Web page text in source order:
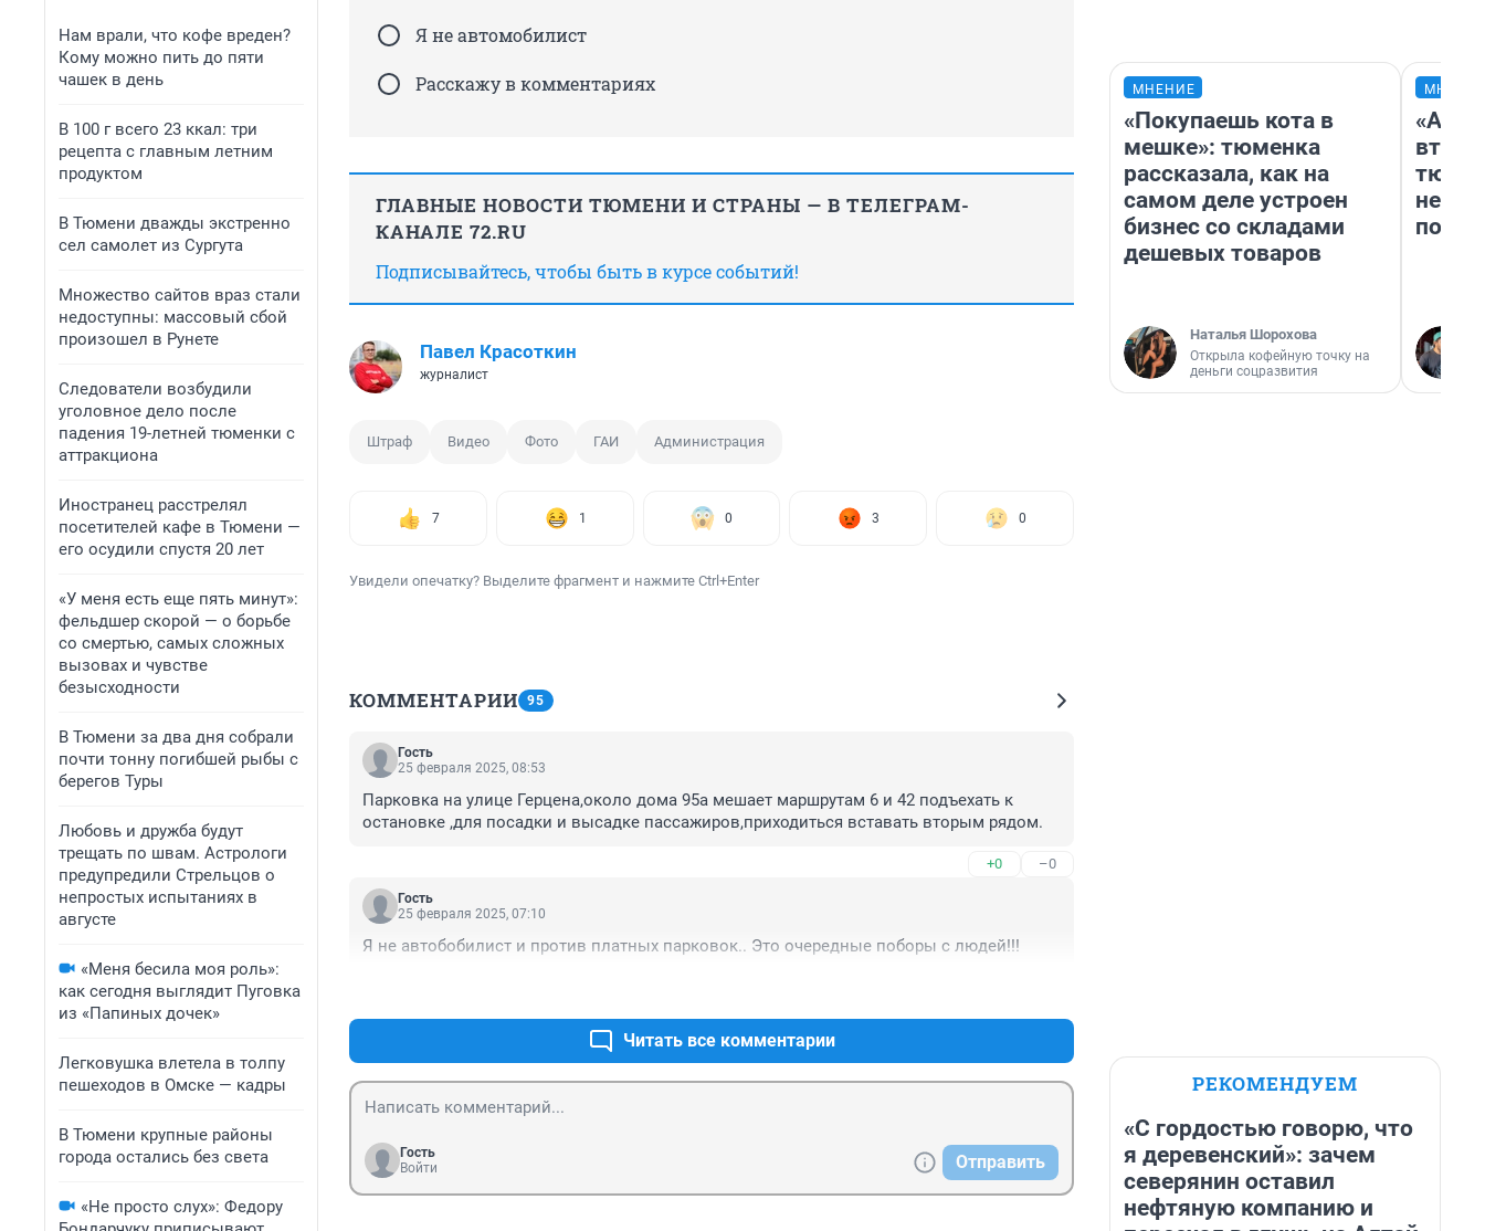
Нам врали, что кофе вреден?
Кому можно пить до пяти
чашек в день
В 100 г всего 23 ккал: три
рецепта с главным летним
продуктом
В Тюмени дважды экстренно
сел самолет из Сургута
Множество сайтов враз стали
недоступны: массовый сбой
произошел в Рунете
Следователи возбудили
уголовное дело после
падения 19-летней тюменки с
аттракциона
Иностранец расстрелял
посетителей кафе в Тюмени —
его осудили спустя 20 лет
«У меня есть еще пять минут»:
фельдшер скорой — о борьбе
со смертью, самых сложных
вызовах и чувстве
безысходности
В Тюмени за два дня собрали
почти тонну погибшей рыбы с
берегов Туры
Любовь и дружба будут
трещать по швам. Астрологи
предупредили Стрельцов о
непростых испытаниях в
августе
«Меня бесила моя роль»:
как сегодня выглядит Пуговка
из «Папиных дочек»
Легковушка влетела в толпу
пешеходов в Омске — кадры
В Тюмени крупные районы
города остались без света
«Не просто слух»: Федору
Я не автомобилист
Расскажу в комментариях
ГЛАВНЫЕ НОВОСТИ ТЮМЕНИ И СТРАНЫ — В ТЕЛЕГРАМ-
КАНАЛЕ 72.RU
Подписывайтесь, чтобы быть в курсе событий!
Павел Красоткин
журналист
Штраф Видео Фото ГАИ Администрация
7 1 0 3 0
Увидели опечатку? Выделите фрагмент и нажмите Ctrl+Enter
КОММЕНТАРИИ 95
Гость
25 февраля 2025, 08:53
Парковка на улице Герцена,около дома 95а мешает маршрутам 6 и 42 подъехать к
остановке ,для посадки и высадке пассажиров,приходиться вставать вторым рядом.
+0 –0
Гость
25 февраля 2025, 07:10
Я не автобобилист и против платных парковок.. Это очередные поборы с людей!!!
Читать все комментарии
Гость
Войти
Отправить
МНЕНИЕ
«Покупаешь кота в
мешке»: тюменка
рассказала, как на
самом деле устроен
бизнес со складами
дешевых товаров
Наталья Шорохова
Открыла кофейную точку на
деньги соцразвития
РЕКОМЕНДУЕМ
«С гордостью говорю, что
я деревенский»: зачем
северянин оставил
нефтяную компанию и